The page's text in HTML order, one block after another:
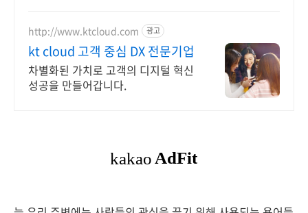
http://www.ktcloud.com 광고
kt cloud 고객 중심 DX 전문기업
차별화된 가치로 고객의 디지털 혁신
성공을 만들어갑니다.